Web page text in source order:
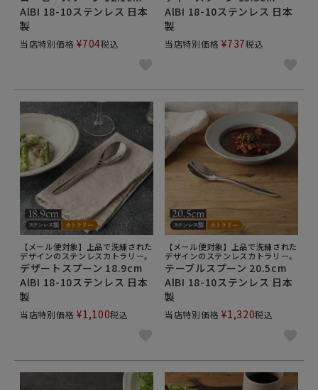
AlBI 18-10ステンレス 日本
製
当店特別価格 ¥704税込
AlBI 18-10ステンレス 日本
製
当店特別価格 ¥737税込
【メール便対象】上品で洗練された
デザインのステンレスカトラリー。
デザートスプーン 18.9cm
AlBI 18-10ステンレス 日本
製
当店特別価格 ¥1,100税込
【メール便対象】上品で洗練された
デザインのステンレスカトラリー。
テーブルスプーン 20.5cm
AlBI 18-10ステンレス 日本
製
当店特別価格 ¥1,320税込